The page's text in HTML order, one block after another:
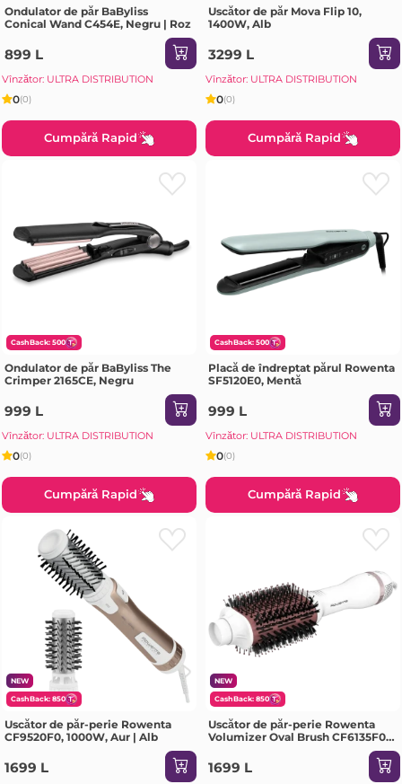
Ondulator de păr BaByliss
Conical Wand C454E, Negru | Roz
899 L
Vînzător: ULTRA DISTRIBUTION
0(0)
Cumpără Rapid
Uscător de păr Mova Flip 10,
1400W, Alb
3299 L
Vînzător: ULTRA DISTRIBUTION
0(0)
Cumpără Rapid
CashBack: 500
Ondulator de păr BaByliss The
Crimper 2165CE, Negru
999 L
Vînzător: ULTRA DISTRIBUTION
0(0)
Cumpără Rapid
CashBack: 500
Placă de îndreptat părul Rowenta
SF5120E0, Mentă
999 L
Vînzător: ULTRA DISTRIBUTION
0(0)
Cumpără Rapid
NEW
CashBack: 850
Uscător de păr-perie Rowenta
CF9520F0, 1000W, Aur | Alb
1699 L
NEW
CashBack: 850
Uscător de păr-perie Rowenta
Volumizer Oval Brush CF6135F0,
1699 L